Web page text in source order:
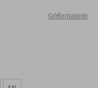
Größentabelle